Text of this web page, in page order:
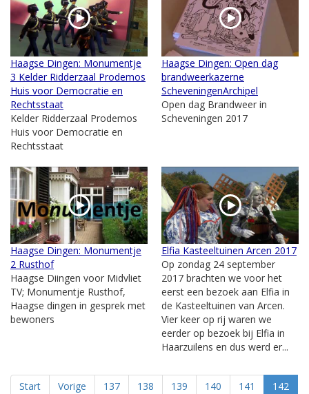
Haagse Dingen: Monumentje
3 Kelder Ridderzaal Prodemos
Huis voor Democratie en
Rechtsstaat
Kelder Ridderzaal Prodemos
Huis voor Democratie en
Rechtsstaat
Haagse Dingen: Open dag
brandweerkazerne
ScheveningenArchipel
Open dag Brandweer in
Scheveningen 2017
Haagse Dingen: Monumentje
2 Rusthof
Haagse Diingen voor Midvliet
TV; Monumentje Rusthof,
Haagse dingen in gesprek met
bewoners
Elfia Kasteeltuinen Arcen 2017
Op zondag 24 september
2017 brachten we voor het
eerst een bezoek aan Elfia in
de Kasteeltuinen van Arcen.
Vier keer op rij waren we
eerder op bezoek bij Elfia in
Haarzuilens en dus werd er...
Start Vorige 137 138 139 140 141
142